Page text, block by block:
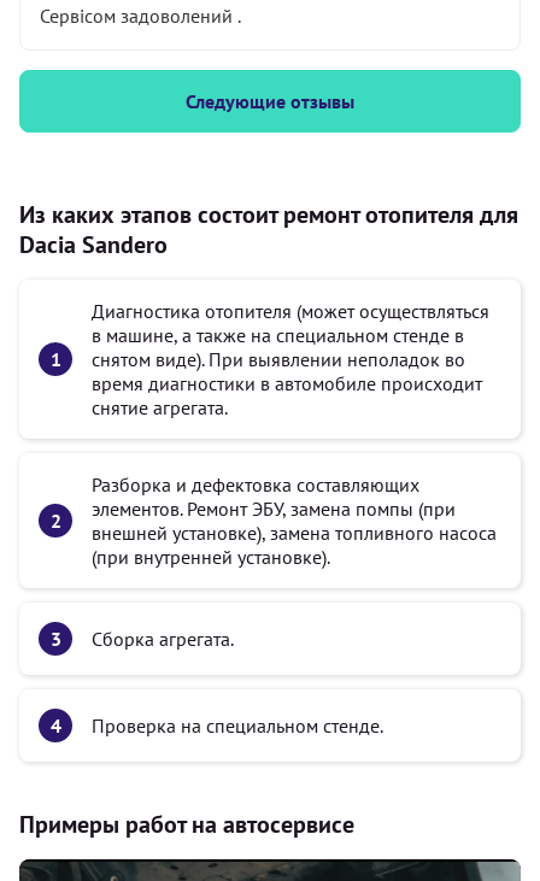
Сервісом задоволений .
Следующие отзывы
Из каких этапов состоит ремонт отопителя для
Dacia Sandero
Диагностика отопителя (может осуществляться
в машине, а также на специальном стенде в
снятом виде). При выявлении неполадок во
время диагностики в автомобиле происходит
снятие агрегата.
Разборка и дефектовка составляющих
элементов. Ремонт ЭБУ, замена помпы (при
внешней установке), замена топливного насоса
(при внутренней установке).
Сборка агрегата.
Проверка на специальном стенде.
Примеры работ на автосервисе